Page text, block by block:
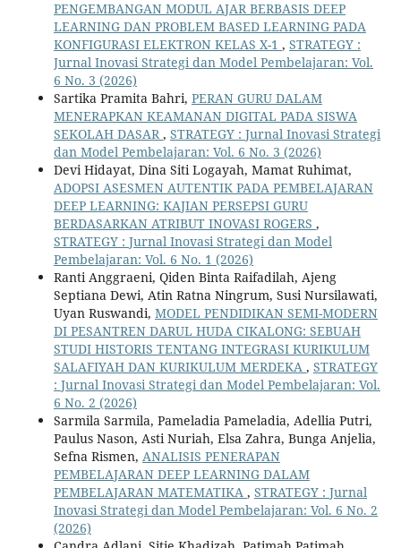
PENGEMBANGAN MODUL AJAR BERBASIS DEEP
LEARNING DAN PROBLEM BASED LEARNING PADA
KONFIGURASI ELEKTRON KELAS X-1 , STRATEGY :
Jurnal Inovasi Strategi dan Model Pembelajaran: Vol.
6 No. 3 (2026)
Sartika Pramita Bahri, PERAN GURU DALAM
MENERAPKAN KEAMANAN DIGITAL PADA SISWA
SEKOLAH DASAR, STRATEGY : Jurnal Inovasi Strategi
dan Model Pembelajaran: Vol. 6 No. 3 (2026)
Devi Hidayat, Dina Siti Logayah, Mamat Ruhimat,
ADOPSI ASESMEN AUTENTIK PADA PEMBELAJARAN
DEEP LEARNING: KAJIAN PERSEPSI GURU
BERDASARKAN ATRIBUT INOVASI ROGERS ,
STRATEGY : Jurnal Inovasi Strategi dan Model
Pembelajaran: Vol. 6 No. 1 (2026)
Ranti Anggraeni, Qiden Binta Raifadilah, Ajeng
Septiana Dewi, Atin Ratna Ningrum, Susi Nursilawati,
Uyan Ruswandi, MODEL PENDIDIKAN SEMI-MODERN
DI PESANTREN DARUL HUDA CIKALONG: SEBUAH
STUDI HISTORIS TENTANG INTEGRASI KURIKULUM
SALAFIYAH DAN KURIKULUM MERDEKA , STRATEGY
: Jurnal Inovasi Strategi dan Model Pembelajaran: Vol.
6 No. 2 (2026)
Sarmila Sarmila, Pameladia Pameladia, Adellia Putri,
Paulus Nason, Asti Nuriah, Elsa Zahra, Bunga Anjelia,
Sefna Rismen, ANALISIS PENERAPAN
PEMBELAJARAN DEEP LEARNING DALAM
PEMBELAJARAN MATEMATIKA , STRATEGY : Jurnal
Inovasi Strategi dan Model Pembelajaran: Vol. 6 No. 2
(2026)